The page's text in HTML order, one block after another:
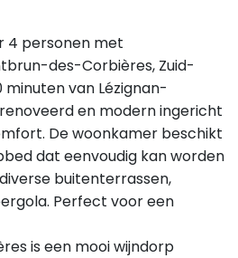
4 personen met
des-Corbières, Zuid-
minuten van Lézignan-
en modern ingericht
De woonkamer beschikt
dat eenvoudig kan worden
buitenterrassen,
Perfect voor een
is een mooi wijndorp